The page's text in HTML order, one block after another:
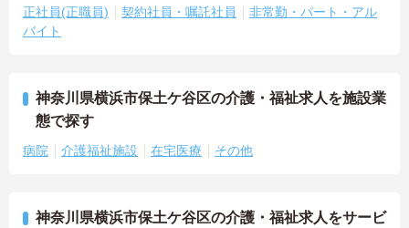
正社員(正職員) 契約社員・嘱託社員
非常勤・パート・アル
バイト
神奈川県横浜市保土ケ谷区の介護・福祉求人を施設業
態で探す
病院 介護福祉施設 在宅医療 その他
神奈川県横浜市保土ケ谷区の介護・福祉求人をサービ